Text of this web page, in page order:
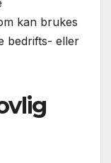
kan brukes
bedrifts- eller